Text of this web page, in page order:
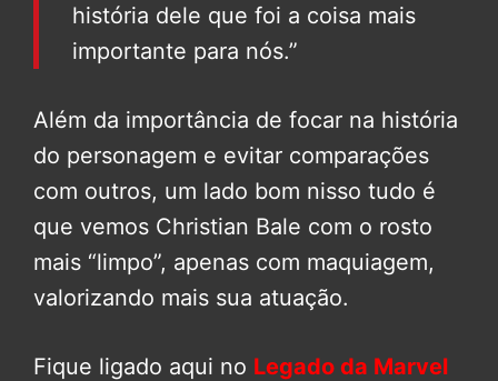
história dele que foi a coisa mais
importante para nós.”
Além da importância de focar na história
do personagem e evitar comparações
com outros, um lado bom nisso tudo é
que vemos Christian Bale com o rosto
mais “limpo”, apenas com maquiagem,
valorizando mais sua atuação.
Fique ligado aqui no Legado da Marvel